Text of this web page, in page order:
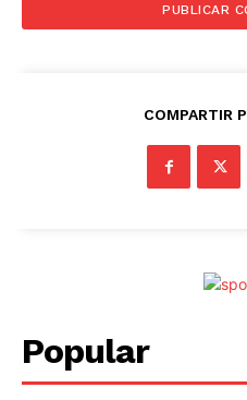
COMPARTIR
Popular